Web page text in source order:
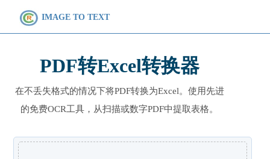
IMAGE TO TEXT
PDF转Excel转换器
在不丢失格式的情况下将PDF转换为Excel。使用先进
的免费OCR工具，从扫描或数字PDF中提取表格。